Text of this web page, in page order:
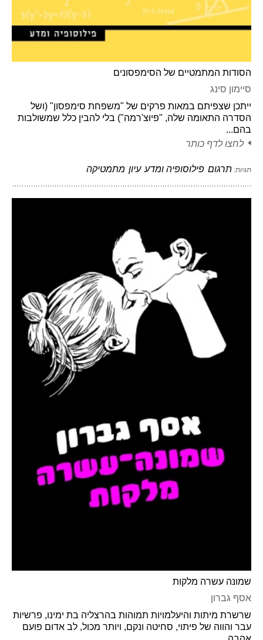
הסודות המתמטיים של הסימפסונים
סיימון סינג
ייתכן שצפיתם במאות פרקים של "משפחת סימפסון" (ושל
הסדרה התאומה שלה, "פיוּצ'רמה") בלי להבין כלל שמשולבות
בהם...
לחצו לדף כותר
תגיות: תרגום פילוסופיה ומדע עיון מתמטיקה
שמונה עשרה מלקות
אסף גברון
שרשרת מיתות והיעלמויות תמוהות בהרצליה בת ימינו, פרשיות
עבר והווה של פיתוי, סחיטה ונקם, ויותר מכול, לב אדום פועם